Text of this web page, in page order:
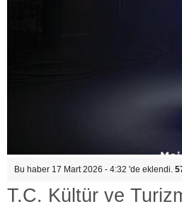
Bu haber 17 Mart 2026 - 4:32 'de eklendi.
T.C. Kültür ve